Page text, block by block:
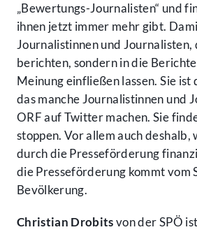
„Bewertungs-Journalisten“ und
ihnen jetzt immer mehr gibt.
Journalistinnen und
berichten, sondern in die
Meinung einfließen lassen. Sie ist
das manche Journalistinnen und
ORF auf Twitter machen. Sie
stoppen. Vor allem auch deshalb,
durch die Presseförderung
die Presseförderung kommt vom
Bevölkerung.
Christian Drobitsvon der SPÖ